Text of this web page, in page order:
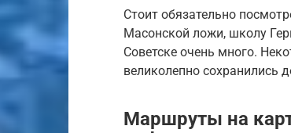
Стоит обязательно
Масонской ложи, школу
Советске очень много.
великолепно сохранились
Маршруты на